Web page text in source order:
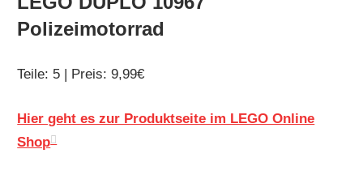
Polizeimotorrad
Teile: 5 | Preis: 9,99€
Hier geht es zur Produktseite im LEGO Online
Shop